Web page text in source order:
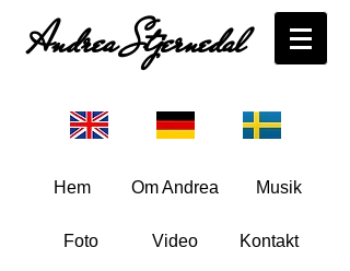
Andrea Stjernedal
Hem Om Andrea Musik
Foto Video Kontakt